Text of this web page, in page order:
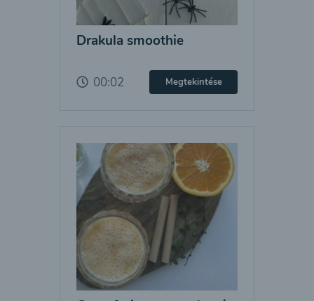
Drakula smoothie
00:02 Megtekintése